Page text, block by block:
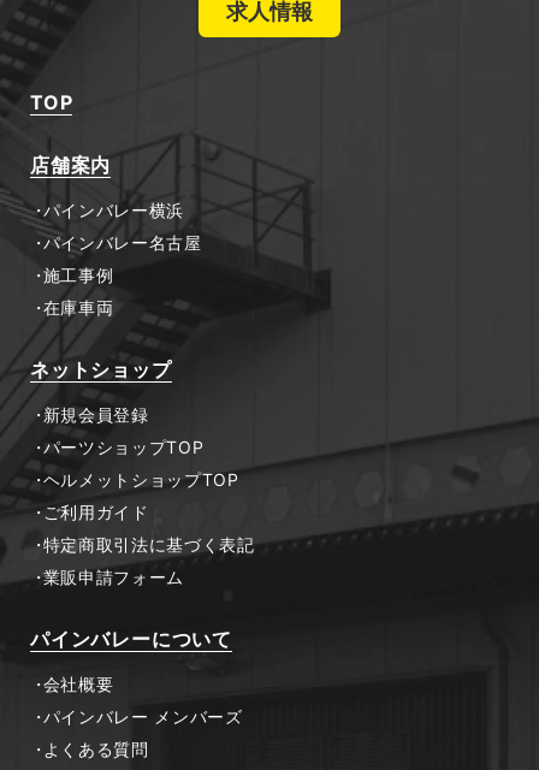
求人情報
TOP
店舗案内
パインバレー横浜
パインバレー名古屋
施工事例
在庫車両
ネットショップ
新規会員登録
パーツショップTOP
ヘルメットショップTOP
ご利用ガイド
特定商取引法に基づく表記
業販申請フォーム
パインバレーについて
会社概要
パインバレー メンバーズ
よくある質問